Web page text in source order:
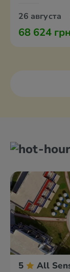
26 августа
68 624 грн
5 All